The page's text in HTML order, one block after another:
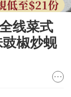
线菜式
椒炒蚬